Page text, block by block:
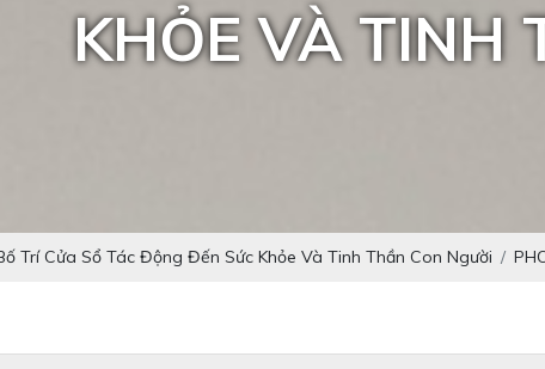
KHỎE VÀ TINH
Trí Cửa Sổ Tác Động Đến Sức Khỏe Và Tinh Thần Con Người